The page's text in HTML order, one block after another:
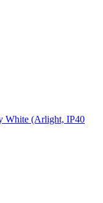
White (Arlight, IP40